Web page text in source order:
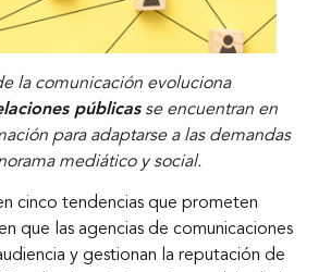
la comunicación evoluciona
públicasse encuentran en
para adaptarse a las demandas
mediático y social.
cinco tendencias que prometen
que las agencias de comunicaciones
y gestionan la reputación de